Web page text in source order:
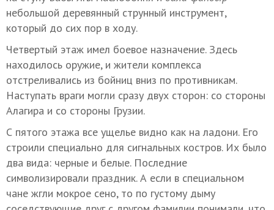
небольшой деревянный струнный инструмент,
который до сих пор в ходу.
Четвертый этаж имел боевое назначение. Здесь
находилось оружие, и жители комплекса
отстреливались из бойниц вниз по противникам.
Наступать враги могли сразу двух сторон: со стороны
Алагира и со стороны Грузии.
С пятого этажа все ущелье видно как на ладони. Его
строили специально для сигнальных костров. Их было
два вида: черные и белые. Последние
символизировали праздник. А если в специальном
чане жгли мокрое сено, то по густому дыму